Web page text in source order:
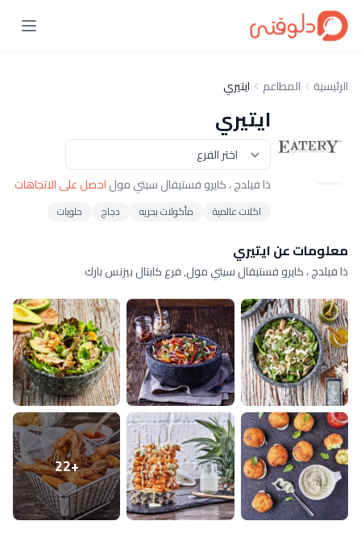
الرئيسية المطاعم ايتيري
ايتيري
ذا فيلدج ، كايرو فستيفال سيتي مولاحصل على الاتجاهات
اكلات عالمية مأكولات بحريه دجاج حلويات
معلومات عن ايتيري
ذا فيلدج ، كايرو فستيفال سيتي مول, فرع كابتال بيزنس بارك
+22